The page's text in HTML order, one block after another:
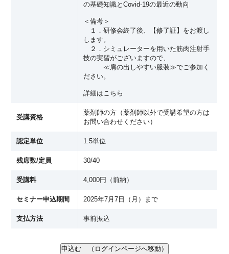
の基礎知識とCovid-19の最近の動向
＜備考＞
１．研修会終了後、【修了証】をお渡し
します。
２．シミュレーターを用いた筋肉注射手
技の実習がございますので、
≪肩の出しやすい服装≫でご参加く
ださい。
詳細はこちら
受講資格
薬剤師の方（薬剤師以外で受講希望の方は
お問い合わせください）
認定単位 1.5単位
残席数/定員 30/40
受講料 4,000円（前納）
セミナー申込期間 2025年7月7日（月）まで
支払方法 事前振込